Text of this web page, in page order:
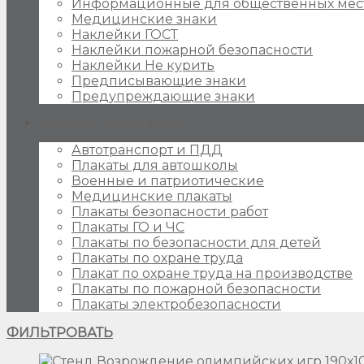
Информационные для общественных
Медицинские знаки
Наклейки ГОСТ
Наклейки пожарной безопасности
Наклейки Не курить
Предписывающие знаки
Предупреждающие знаки
Автотранспорт и ПДД
Плакаты для автошколы
Военные и патриотические
Медицинские плакаты
Плакаты безопасности работ
Плакаты ГО и ЧС
Плакаты по безопасности для детей
Плакаты по охране труда
Плакат по охране труда на производстве
Плакаты по пожарной безопасности
Плакаты электробезопасности
ФИЛЬТРОВАТЬ